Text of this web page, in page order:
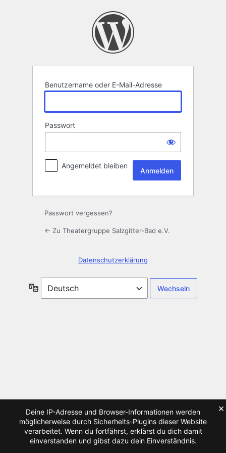
Benutzername oder E-Mail-Adresse
Passwort
Angemeldet bleiben
Passwort vergessen?
← Zu Theatergruppe Salzgitter-Bad e.V.
Datenschutzerklärung
Sprache
Deine IP-Adresse und Browser-Informationen werden
möglicherweise durch Sicherheits-Plugins dieser Website
verarbeitet. Wenn du fortfährst, erklärst du dich damit
einverstanden und gibst dazu dein Einverständnis.
×